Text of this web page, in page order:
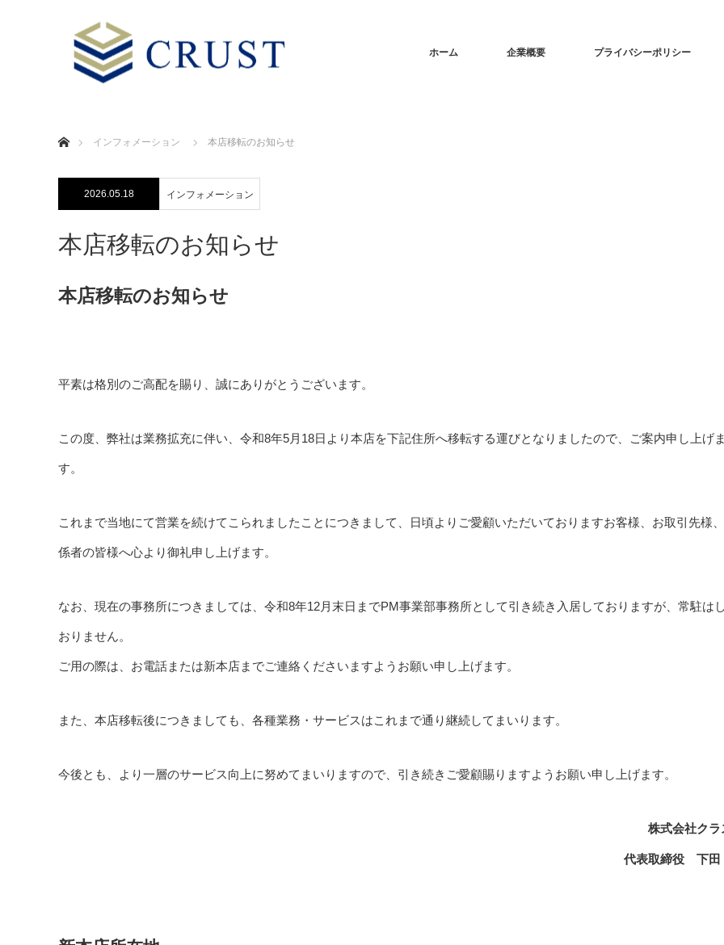
ホーム 企業概要 プライバシーポリシー
インフォメーション
本店移転のお知らせ
2026.05.18 インフォメーション
本店移転のお知らせ
本店移転のお知らせ
平素は格別のご高配を賜り、誠にありがとうございます。
この度、弊社は業務拡充に伴い、令和8年5月18日より本店を下記住所へ移転する運びとなりましたので、ご案内申し上げま
す。
これまで当地にて営業を続けてこられましたことにつきまして、日頃よりご愛顧いただいておりますお客様、お取引先様
係者の皆様へ心より御礼申し上げます。
なお、現在の事務所につきましては、令和8年12月末日までPM事業部事務所として引き続き入居しておりますが、常駐は
おりません。
ご用の際は、お電話または新本店までご連絡くださいますようお願い申し上げます。
また、本店移転後につきましても、各種業務・サービスはこれまで通り継続してまいります。
今後とも、より一層のサービス向上に努めてまいりますので、引き続きご愛顧賜りますようお願い申し上げます。
株式会社クラ
代表取締役 下